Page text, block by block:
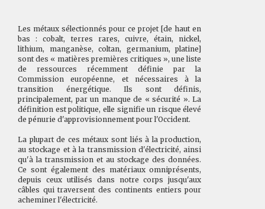
Les métaux sélectionnés pour ce projet [de haut en
bas : cobalt, terres rares, cuivre, étain, nickel,
lithium, manganèse, coltan, germanium, platine]
sont des « matières premières critiques », une liste
de ressources récemment définie par la
Commission européenne, et nécessaires à la
transition énergétique. Ils sont définis,
principalement, par un manque de « sécurité ». La
définition est politique, elle signifie un risque élevé
de pénurie d'approvisionnement pour l'Occident.
La plupart de ces métaux sont liés à la production,
au stockage et à la transmission d'électricité, ainsi
qu'à la transmission et au stockage des données.
Ce sont également des matériaux omniprésents,
depuis ceux utilisés dans notre corps jusqu'aux
câbles qui traversent des continents entiers pour
acheminer l'électricité.